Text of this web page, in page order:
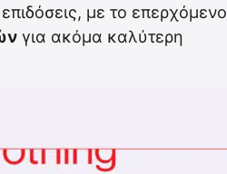
με το επερχόμενο
για ακόμα καλύτερη